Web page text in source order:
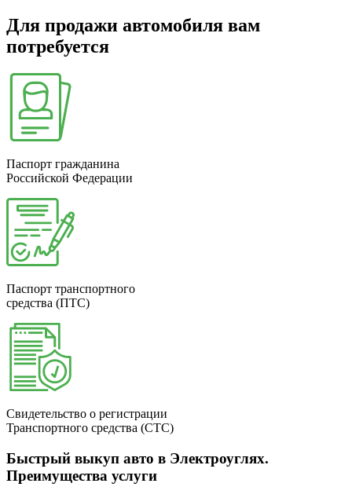
Для продажи автомобиля вам
потребуется
Паспорт гражданина
Российской Федерации
Паспорт транспортного
средства (ПТС)
Свидетельство о регистрации
Транспортного средства (СТС)
Быстрый выкуп авто в Электроуглях.
Преимущества услуги